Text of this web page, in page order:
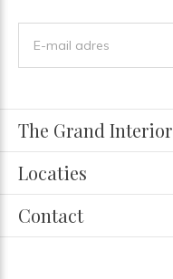
The Grand Interior
Locaties
Contact